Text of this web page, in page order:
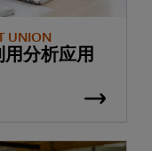
UNION
分析应用